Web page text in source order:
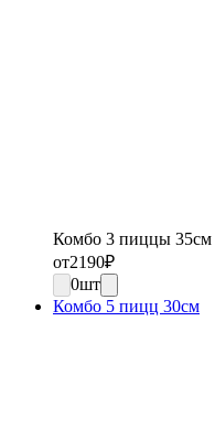
Комбо 3 пиццы 35см
от2190₽
0шт
Комбо 5 пицц 30см